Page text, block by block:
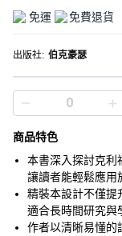
免運 免費退貨
出版社: 伯克豪瑟
商品特色
本書深入探討克利
讓讀者能輕鬆應用
精裝本設計不僅提
適合長時間研究與
作者以清晰易懂的